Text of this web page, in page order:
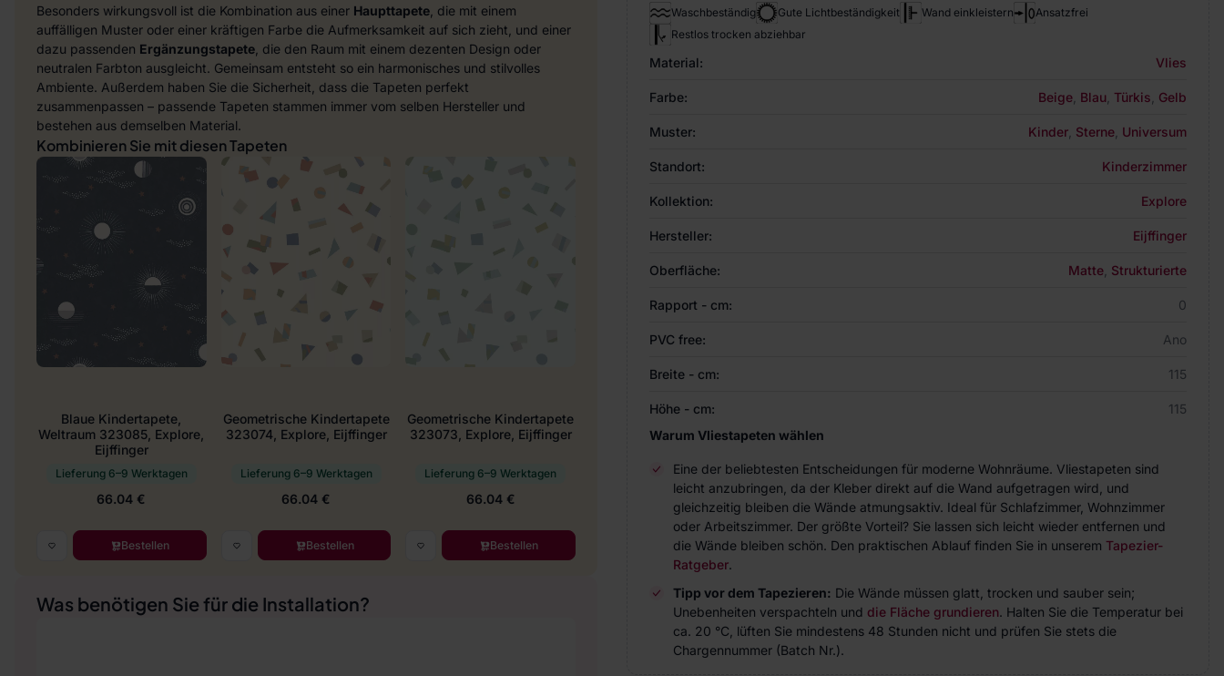
Waschbeständig Gute Lichtbeständigkeit Wand einkleistern
Ansatzfrei
Restlos trocken abziehbar
Material: Vlies
Farbe: Beige Blau Türkis Gelb
Muster: Kinder Sterne Universum
Standort: Kinderzimmer
Kollektion: Explore
Hersteller: Eijffinger
Oberfläche: Matte Strukturierte
Rapport - cm: 0
PVC free: Ano
Breite - cm: 115
Höhe - cm:
115
Warum Vliestapeten wählen
Eine der beliebtesten Entscheidungen für moderne Wohnräume. Vliestapeten sind
leicht anzubringen, da der Kleber direkt auf die Wand aufgetragen wird, und
gleichzeitig bleiben die Wände atmungsaktiv. Ideal für Schlafzimmer, Wohnzimmer
oder Arbeitszimmer. Der größte Vorteil? Sie lassen sich leicht wieder entfernen und
die Wände bleiben schön. Den praktischen Ablauf finden Sie in unserem Tapezier-
Ratgeber.
Tipp vor dem Tapezieren: Die Wände müssen glatt, trocken und sauber sein;
Unebenheiten verspachteln und die Fläche grundieren. Halten Sie die Temperatur bei
ca. 20 °C, lüften Sie mindestens 48 Stunden nicht und prüfen Sie stets die
Chargennummer (Batch Nr.).
Besonders wirkungsvoll ist die Kombination aus einer Haupttapete , die mit einem
auffälligen Muster oder einer kräftigen Farbe die Aufmerksamkeit auf sich zieht, und einer
dazu passenden Ergänzungstapete , die den Raum mit einem dezenten Design oder
neutralen Farbton ausgleicht. Gemeinsam entsteht so ein harmonisches und stilvolles
Ambiente. Außerdem haben Sie die Sicherheit, dass die Tapeten perfekt
zusammenpassen – passende Tapeten stammen immer vom selben Hersteller und
bestehen aus demselben Material.
Kombinieren Sie mit diesen Tapeten
Blaue Kindertapete,
Weltraum 323085, Explore,
Eijffinger
Lieferung 6–9 Werktagen
66.04 €
Bestellen
Geometrische Kindertapete
323074, Explore, Eijffinger
Lieferung 6–9 Werktagen
66.04 €
Bestellen
Geometrische Kindertapete
323073, Explore, Eijffinger
Lieferung 6–9 Werktagen
66.04 €
Bestellen
Was benötigen Sie für die Installation?